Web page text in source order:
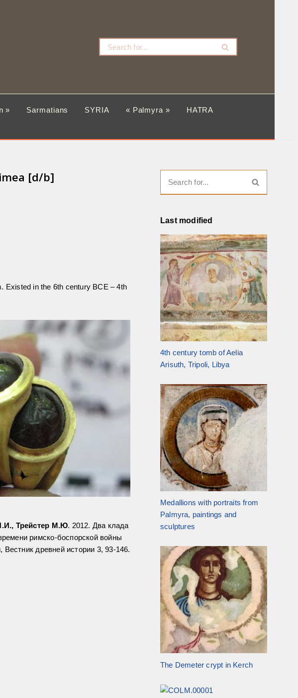
» Sarmatians SYRIA « Palmyra »
HATRA
[d/b]
Existed in the 6th century BCE – 4th
Трейстер М.Ю. 2012. Два клада
римско-боспорской войны
Вестник древней истории 3, 93-146.
Last modified
4th century tomb of Aelia
Arisuth, Tripoli, Libya
Medallions with portraits from
Palmyra, paintings and
sculptures
The Demeter crypt in Kerch